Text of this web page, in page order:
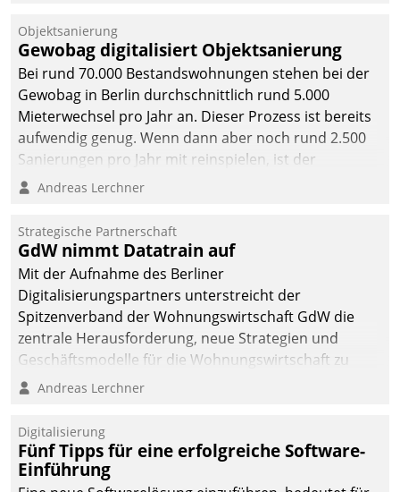
Unternehmen.
Objektsanierung
Gewobag digitalisiert Objektsanierung
Bei rund 70.000 Bestandswohnungen stehen bei der
Gewobag in Berlin durchschnittlich rund 5.000
Mieterwechsel pro Jahr an. Dieser Prozess ist bereits
aufwendig genug. Wenn dann aber noch rund 2.500
Sanierungen pro Jahr mit reinspielen, ist der
Betreuungs- und Organisationsaufwand immens. Im
kommunale Wohnungsbauunternehmen daher
gemeinsam mit der Berliner Datatrain GmbH den
Teilprozess der Objektsanierung digitalisiert.
Andreas Lerchner
Strategische Partnerschaft
GdW nimmt Datatrain auf
Mit der Aufnahme des Berliner
Digitalisierungspartners unterstreicht der
Spitzenverband der Wohnungswirtschaft GdW die
zentrale Herausforderung, neue Strategien und
Geschäftsmodelle für die Wohnungswirtschaft zu
entwickeln.
Andreas Lerchner
Digitalisierung
Fünf Tipps für eine erfolgreiche Software-
Einführung